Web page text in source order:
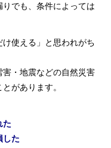
でも、条件によっては
使える」と思われがち
・地震などの自然災害
があります。
た
した